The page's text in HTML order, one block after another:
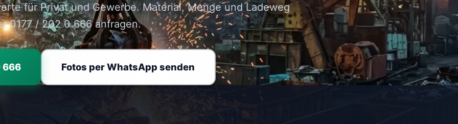
für Privat und Gewerbe. Material, Menge und Ladeweg
0177 / 202 0 666 anfragen.
666 Fotos per WhatsApp senden